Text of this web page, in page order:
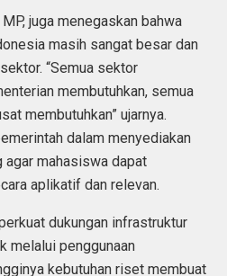
juga menegaskan bahwa
masih sangat besar dan
“Semua sektor
membutuhkan, semua
membutuhkan” ujarnya.
dalam menyediakan
mahasiswa dapat
aplikatif dan relevan.
dukungan infrastruktur
melalui penggunaan
kebutuhan riset membuat